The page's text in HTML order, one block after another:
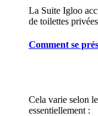
La Suite Igloo
de toilettes
Comment se
Cela varie selon
essentiellement :